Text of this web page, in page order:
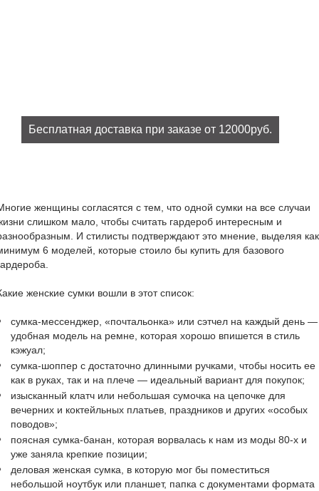
Бесплатная доставка при заказе от 12000руб.
женщины согласятся с тем, что одной сумки на все случаи
слишком мало, чтобы считать гардероб интересным и
И стилисты подтверждают это мнение, выделяя как
6 моделей, которые стоило бы купить для базового
женские сумки вошли в этот список:
сумка-мессенджер, «почтальонка» или сэтчел на каждый день —
удобная модель на ремне, которая хорошо впишется в стиль
кэжуал;
сумка-шоппер с достаточно длинными ручками, чтобы носить ее
как в руках, так и на плече — идеальный вариант для покупок;
изысканный клатч или небольшая сумочка на цепочке для
вечерних и коктейльных платьев, праздников и других «особых
поводов»;
поясная сумка-банан, которая ворвалась к нам из моды 80-х и
уже заняла крепкие позиции;
деловая женская сумка, в которую мог бы поместиться
небольшой ноутбук или планшет, папка с документами формата